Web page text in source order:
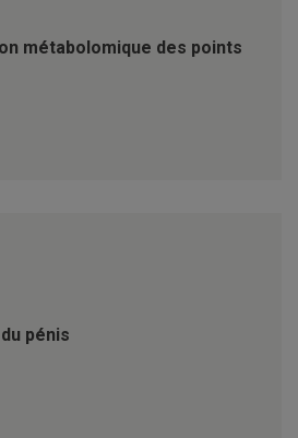
métabolomique des points
pénis